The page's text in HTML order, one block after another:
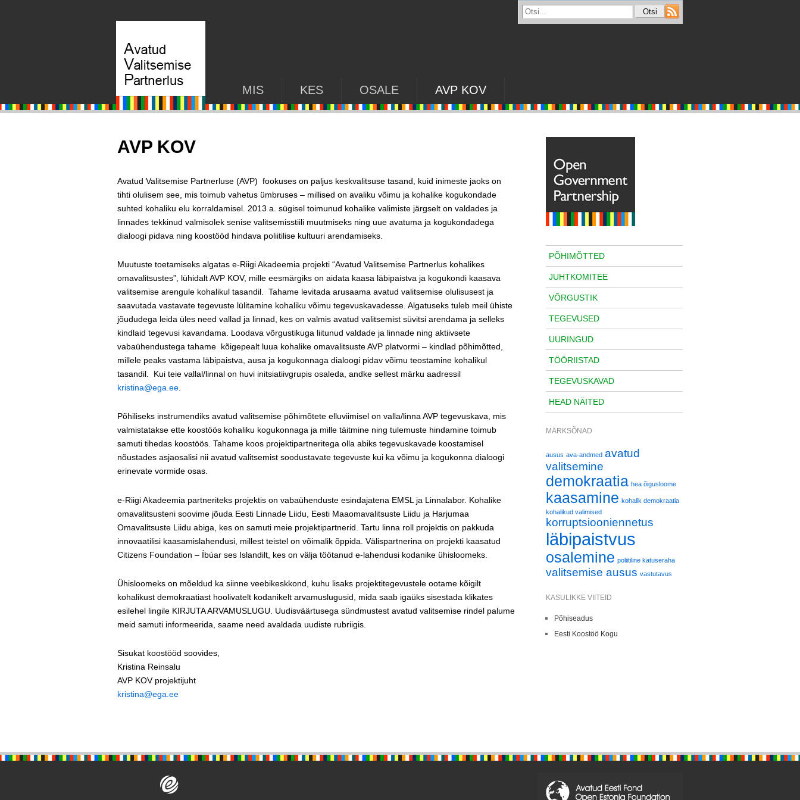
MIS KES OSALE AVP KOV
AVP KOV
Avatud Valitsemise Partnerluse (AVP) fookuses on paljus keskvalitsuse tasand, kuid inimeste jaoks on
tihti olulisem see, mis toimub vahetus ümbruses – millised on avaliku võimu ja kohalike kogukondade
suhted kohaliku elu korraldamisel. 2013 a. sügisel toimunud kohalike valimiste järgselt on valdades ja
linnades tekkinud valmisolek senise valitsemisstiili muutmiseks ning uue avatuma ja kogukondadega
dialoogi pidava ning koostööd hindava poliitilise kultuuri arendamiseks.
Muutuste toetamiseks algatas e-Riigi Akadeemia projekti “Avatud Valitsemise Partnerlus kohalikes
omavalitsustes”, lühidalt AVP KOV, mille eesmärgiks on aidata kaasa läbipaistva ja kogukondi kaasava
valitsemise arengule kohalikul tasandil. Tahame levitada arusaama avatud valitsemise olulisusest ja
saavutada vastavate tegevuste lülitamine kohaliku võimu tegevuskavadesse. Algatuseks tuleb meil ühiste
jõududega leida üles need vallad ja linnad, kes on valmis avatud valitsemist süvitsi arendama ja selleks
kindlaid tegevusi kavandama. Loodava võrgustikuga liitunud valdade ja linnade ning aktiivsete
vabaühendustega tahame kõigepealt luua kohalike omavalitsuste AVP platvormi – kindlad põhimõtted,
millele peaks vastama läbipaistva, ausa ja kogukonnaga dialoogi pidav võimu teostamine kohalikul
tasandil. Kui teie vallal/linnal on huvi initsiatiivgrupis osaleda, andke sellest märku aadressil
kristina@ega.ee
Põhiliseks instrumendiks avatud valitsemise põhimõtete elluviimisel on valla/linna AVP tegevuskava, mis
valmistatakse ette koostöös kohaliku kogukonnaga ja mille täitmine ning tulemuste hindamine toimub
samuti tihedas koostöös. Tahame koos projektipartneritega olla abiks tegevuskavade koostamisel
nõustades asjaosalisi nii avatud valitsemist soodustavate tegevuste kui ka võimu ja kogukonna dialoogi
erinevate vormide osas.
e-Riigi Akadeemia partneriteks projektis on vabaühenduste esindajatena EMSL ja Linnalabor. Kohalike
omavalitsusteni soovime jõuda Eesti Linnade Liidu, Eesti Maaomavalitsuste Liidu ja Harjumaa
Omavalitsuste Liidu abiga, kes on samuti meie projektipartnerid. Tartu linna roll projektis on pakkuda
innovaatilisi kaasamislahendusi, millest teistel on võimalik õppida. Välispartnerina on projekti kaasatud
Citizens Foundation – Íbúar ses Islandilt, kes on välja töötanud e-lahendusi kodanike ühisloomeks.
Ühisloomeks on mõeldud ka siinne veebikeskkond, kuhu lisaks projektitegevustele ootame kõigilt
kohalikust demokraatiast hoolivatelt kodanikelt arvamuslugusid, mida saab igaüks sisestada klikates
esilehel lingile KIRJUTA ARVAMUSLUGU. Uudisväärtusega sündmustest avatud valitsemise rindel palume
meid samuti informeerida, saame need avaldada uudiste rubriigis.
Sisukat koostööd soovides,
Kristina Reinsalu
AVP KOV projektijuht
kristina@ega.ee
PÕHIMÕTTED
JUHTKOMITEE
VÕRGUSTIK
TEGEVUSED
UURINGUD
TÖÖRIISTAD
TEGEVUSKAVAD
HEAD NÄITED
MÄRKSÕNAD
ausus ava-andmed avatud
valitsemine
demokraatia hea õigusloome
kaasamine kohalik demokraatia
kohalikud valimised
korruptsiooniennetus
läbipaistvus
osalemine poliitiline katuseraha
valitsemise ausus vastutavus
KASULIKKE VIITEID
Põhiseadus
Eesti Koostöö Kogu